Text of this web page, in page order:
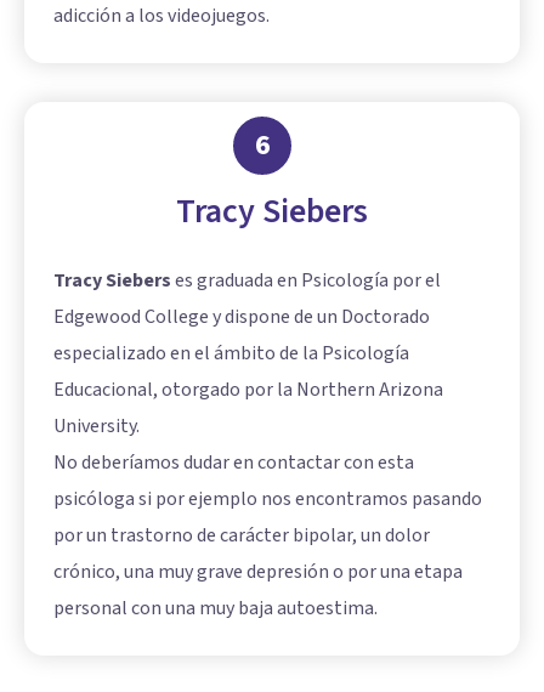
adicción a los videojuegos.
6
Tracy Siebers
Tracy Sieberses graduada en Psicología por el
Edgewood College y dispone de un Doctorado
especializado en el ámbito de la Psicología
Educacional, otorgado por la Northern Arizona
University.
No deberíamos dudar en contactar con esta
psicóloga si por ejemplo nos encontramos pasando
por un trastorno de carácter bipolar, un dolor
crónico, una muy grave depresión o por una etapa
personal con una muy baja autoestima.